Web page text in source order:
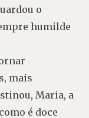
o
humilde
mais
Maria, a
é doce